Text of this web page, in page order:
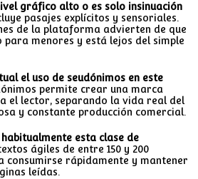
gráfico alto o es solo insinuación
pasajes explícitos y sensoriales.
de la plataforma advierten de que
para menores y está lejos del simple
el uso de seudónimos en este
permite crear una marca
el lector, separando la vida real del
y constante producción comercial.
habitualmente esta clase de
ágiles de entre 150 y 200
consumirse rápidamente y mantener
leídas.